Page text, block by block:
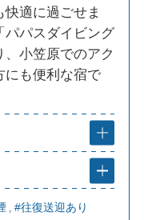
適に過ごせま
パパスダイビング
小笠原でのアク
にも便利な宿で
#往復送迎あり